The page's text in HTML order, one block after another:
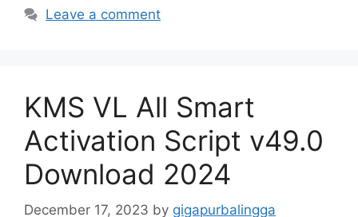
Leave a comment
KMS VL All Smart
Activation Script v49.0
Download 2024
December 17, 2023 by gigapurbalingga